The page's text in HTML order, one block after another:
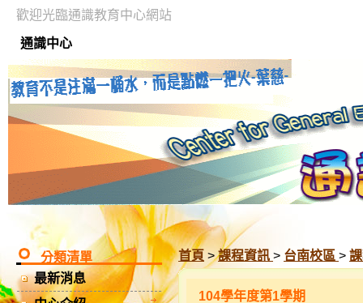
通識中心
歡迎光臨通識教育中心網站
分類清單
最新消息
首頁 >課程資訊 > 台南校區 >
104學年度第1學期